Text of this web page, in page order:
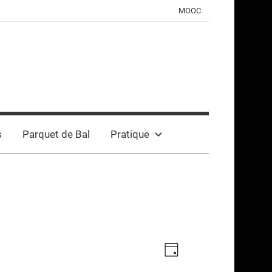
MOOC
Parquet de Bal Pratique
Navigation
Navigation
Jour